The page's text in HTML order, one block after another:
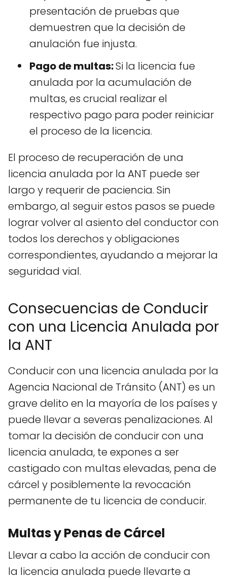
presentación de pruebas que
demuestren que la decisión de
anulación fue injusta.
Pago de multas:Si la licencia fue
anulada por la acumulación de
multas, es crucial realizar el
respectivo pago para poder reiniciar
el proceso de la licencia.
El proceso de recuperación de una
licencia anulada por la ANT puede ser
largo y requerir de paciencia. Sin
embargo, al seguir estos pasos se puede
lograr volver al asiento del conductor con
todos los derechos y obligaciones
correspondientes, ayudando a mejorar la
seguridad vial.
Consecuencias de Conducir
con una Licencia Anulada por
la ANT
Conducir con una licencia anulada por la
Agencia Nacional de Tránsito (ANT) es un
grave delito en la mayoría de los países y
puede llevar a severas penalizaciones. Al
tomar la decisión de conducir con una
licencia anulada, te expones a ser
castigado con multas elevadas, pena de
cárcel y posiblemente la revocación
permanente de tu licencia de conducir.
Multas y Penas de Cárcel
Llevar a cabo la acción de conducir con
la licencia anulada puede llevarte a